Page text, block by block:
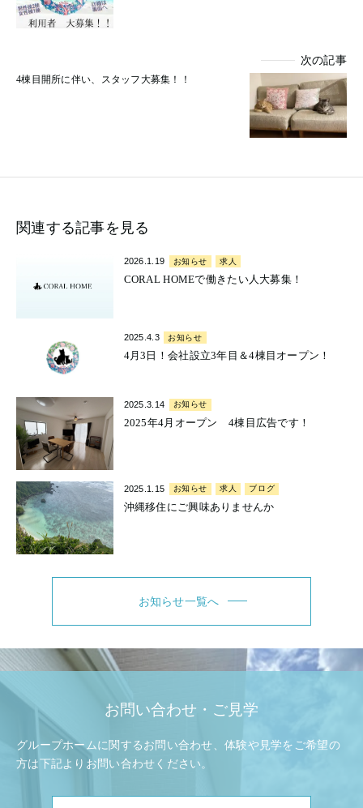
次の記事
4棟目開所に伴い、スタッフ大募集！！
関連する記事を見る
2026.1.19 お知らせ 求人
CORAL HOMEで働きたい人大募集！
2025.4.3 お知らせ
4月3日！会社設立3年目＆4棟目オープン！
2025.3.14 お知らせ
2025年4月オープン 4棟目広告です！
2025.1.15 お知らせ 求人 ブログ
沖縄移住にご興味ありませんか
お知らせ一覧へ
お問い合わせ・ご見学
グループホームに関するお問い合わせ、体験や見学をご希望の
方は下記よりお問い合わせください。